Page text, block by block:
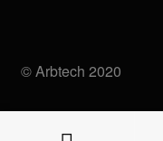
© Arbtech 2020